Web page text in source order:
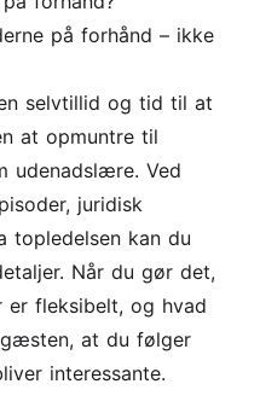
på forhånd – ikke
selvtillid og tid til at
at opmuntre til
udenadslære. Ved
juridisk
topledelsen kan du
Når du gør det,
fleksibelt, og hvad
at du følger
interessante.